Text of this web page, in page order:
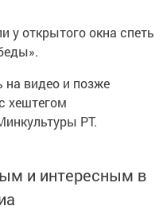
у открытого окна спеть
на видео и позже
хештегом
РТ.
и интересным в